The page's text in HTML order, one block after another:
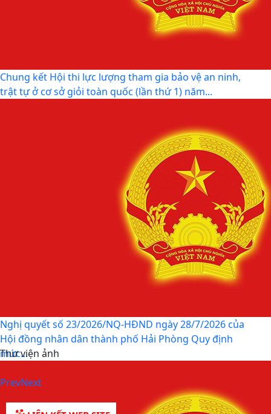
Chung kết Hội thi lực lượng tham gia bảo vệ an ninh,
trật tự ở cơ sở giỏi toàn quốc (lần thứ 1) năm...
Nghị quyết số 23/2026/NQ-HĐND ngày 28/7/2026 của